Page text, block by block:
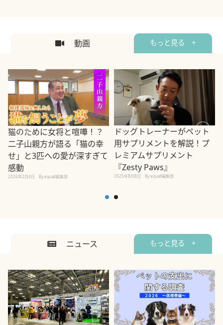
動画 もっと見る +
猫のために女将と喧嘩！？
二子山親方が語る「猫の幸
せ」と3匹への愛が深すぎて
感動
2026年2月4日 By equall編集部
ドッグトレーナーがペット
用サプリメントを解説！プ
レミアムサプリメント
『Zesty Paws』
2025年8月8日 By equall編集部
ニュース もっと見る +